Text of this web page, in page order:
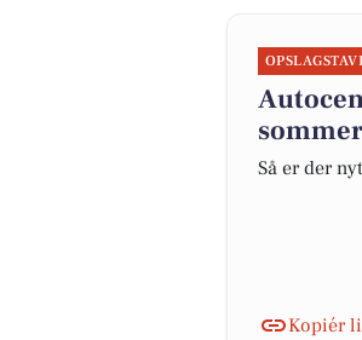
Så er der
Kopiér